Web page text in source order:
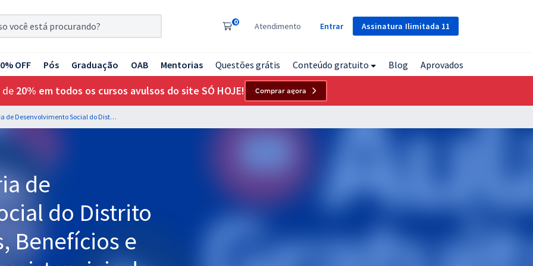
Assinatura Ilimitada 11
0 Atendimento Entrar
OFF Pós Graduação OAB Mentorias Questões grátis Conteúdo gratuito Blog Aprovados
de 20% em todos os cursos avulsos do site SÓ HOJE! Comprar agora
SEDES DF - Secretaria de Desenvolvimento Social do Distrito Federal - Programas, Benefícios e Instrumentos Socioassistenciais do Distrito Federal para Especialista em Desenvolvimento e Assistência Social - Professor: Beto Fernandes (Pós-edital)
de
do Distrito
Benefícios e